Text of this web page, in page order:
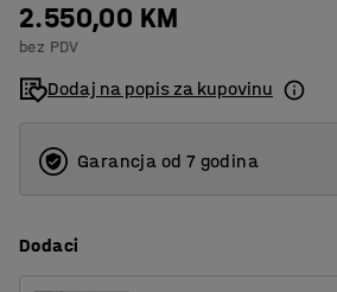
6
9
12
2.550,00 KM
bez PDV
Dodaj na popis za kupovinu
Garancja od 7 godina
Dodaci